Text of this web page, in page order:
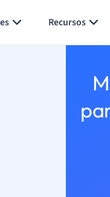
Recursos